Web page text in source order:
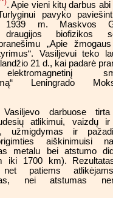
. Apie vieni kitų darbus abi
pavyko
1939 m. Maskvos
draugijos biofizikos
„Apie
Vasiljevui teko
21 d., kai padarė
Leningrado
Vasiljevo darbuose
atlikimui, vaizdų ir
užmigdymas ir
aiškinimuisi
metalu bei atstumo
iki 1700 km).
net patiems
nei atstumas